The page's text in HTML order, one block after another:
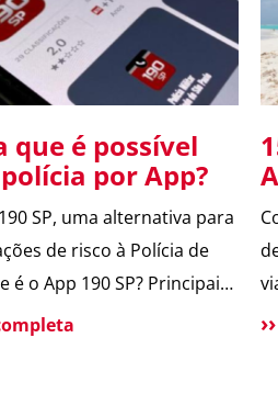
que é possível
por App?
SP, uma alternativa para
de risco à Polícia de
é o App 190 SP? Principais
para a população